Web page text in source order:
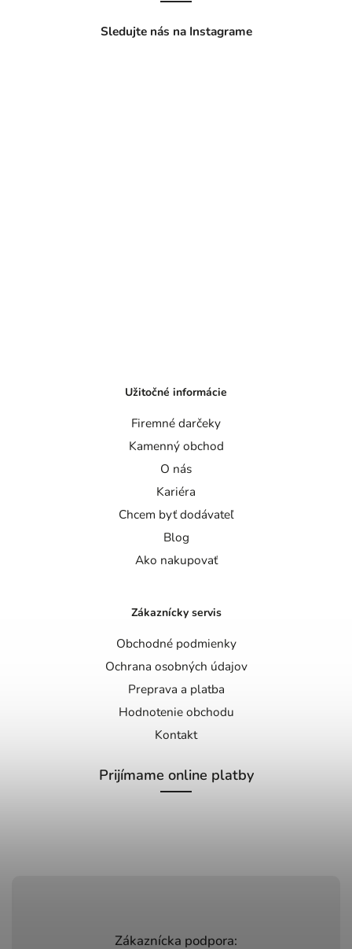
Zákaznícka podpora:
Sledujte nás na Instagrame
Užitočné informácie
Firemné darčeky
Kamenný obchod
O nás
Kariéra
Chcem byť dodávateľ
Blog
Ako nakupovať
Zákaznícky servis
Obchodné podmienky
Ochrana osobných údajov
Preprava a platba
Hodnotenie obchodu
Kontakt
Prijímame online platby